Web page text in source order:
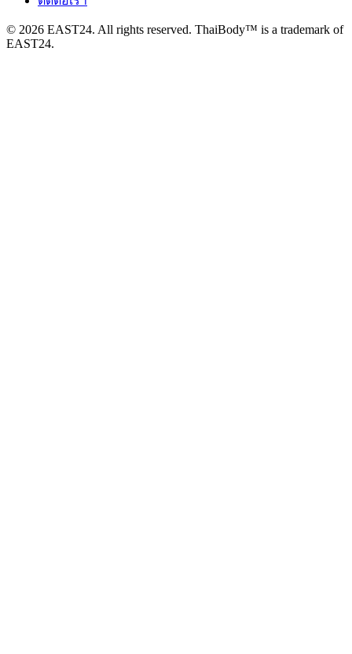
© 2026 EAST24. All rights reserved. ThaiBody™ is a trademark of
EAST24.